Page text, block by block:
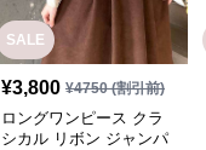
SALE
¥3,800 ¥4750(割引前)
ロングワンピース クラ
シカル リボン ジャンパ